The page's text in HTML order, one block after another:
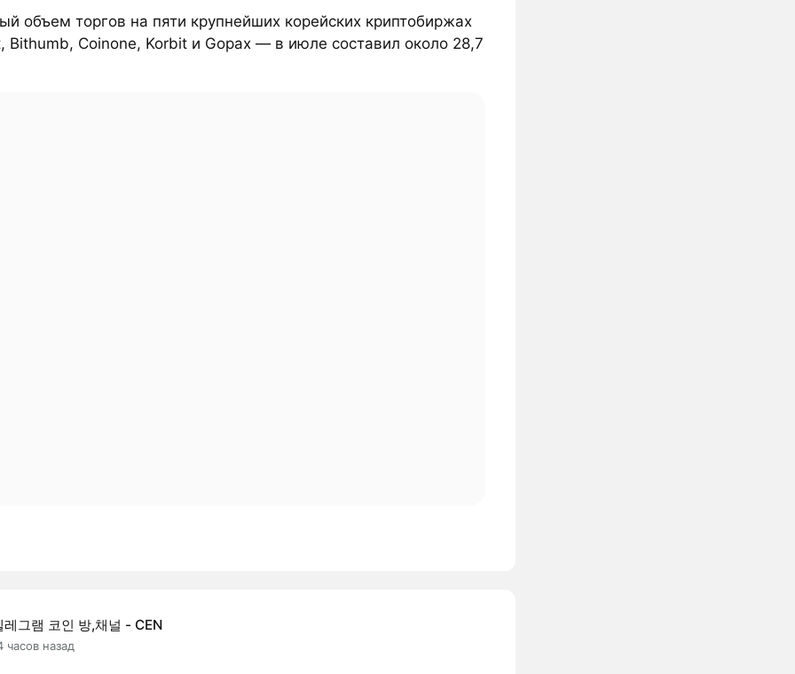
объем торгов на пяти крупнейших корейских криптобиржах
Coinone, Korbit и Gopax — в июле составил около 28,7
레그램 코인 방,채널 - CEN
часов назад